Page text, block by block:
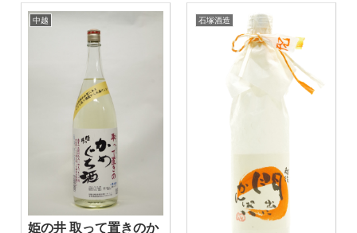
中越
姫の井 取って置きのか
石塚酒造